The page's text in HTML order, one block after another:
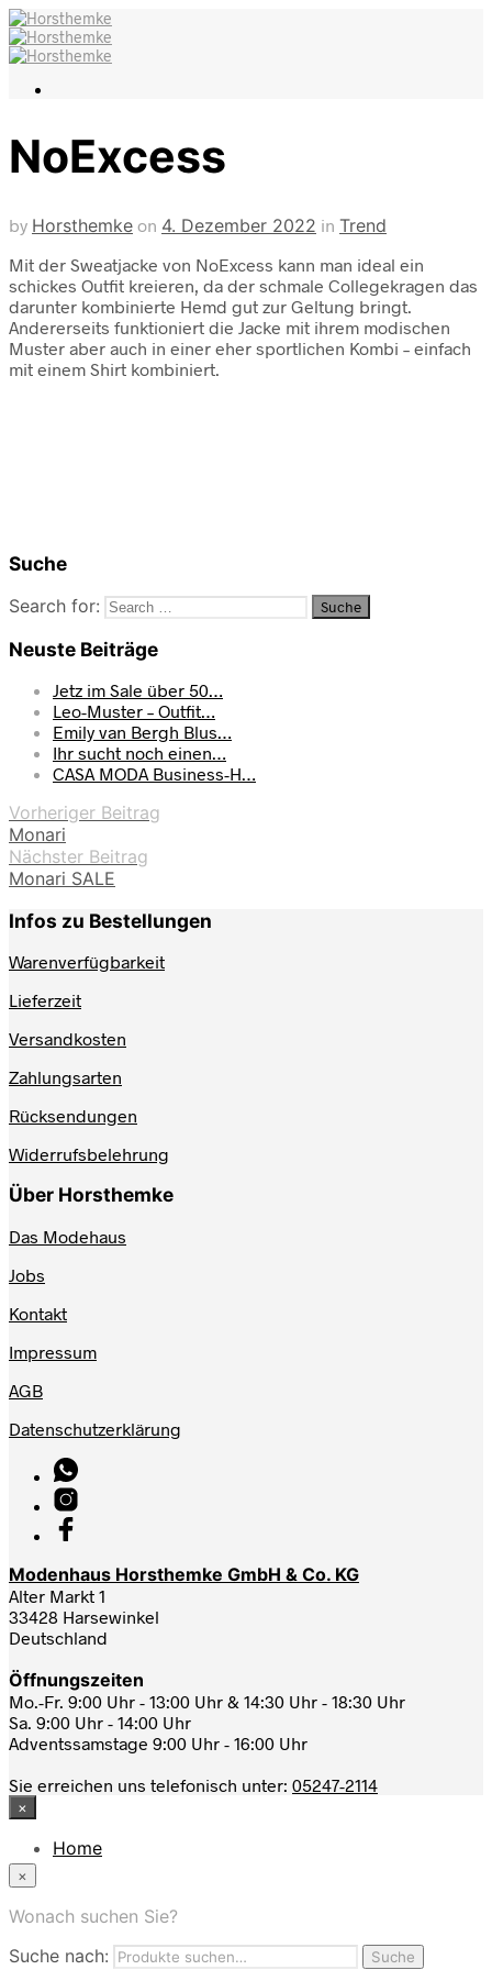
NoExcess
by Horsthemke on 4. Dezember 2022 in Trend
Mit der Sweatjacke von NoExcess kann man ideal ein
schickes Outfit kreieren, da der schmale Collegekragen das
darunter kombinierte Hemd gut zur Geltung bringt.
Andererseits funktioniert die Jacke mit ihrem modischen
Muster aber auch in einer eher sportlichen Kombi – einfach
mit einem Shirt kombiniert.
Suche
Search for:
Neuste Beiträge
Jetz im Sale über 50…
Leo-Muster – Outfit…
Emily van Bergh Blus…
Ihr sucht noch einen…
CASA MODA Business-H…
Vorheriger Beitrag
Monari
Nächster Beitrag
Monari SALE
Infos zu Bestellungen
Warenverfügbarkeit
Lieferzeit
Versandkosten
Zahlungsarten
Rücksendungen
Widerrufsbelehrung
Über Horsthemke
Das Modehaus
Jobs
Kontakt
Impressum
AGB
Datenschutzerklärung
Modenhaus Horsthemke GmbH & Co. KG
Alter Markt 1
33428 Harsewinkel
Deutschland
Öffnungszeiten
Mo.-Fr. 9:00 Uhr - 13:00 Uhr & 14:30 Uhr - 18:30 Uhr
Sa. 9:00 Uhr - 14:00 Uhr
Adventssamstage 9:00 Uhr - 16:00 Uhr
Sie erreichen uns telefonisch unter: 05247-2114
×
Home
App
Nutzungbedingungen
×
Wonach suchen Sie?
Suche nach:
Suche